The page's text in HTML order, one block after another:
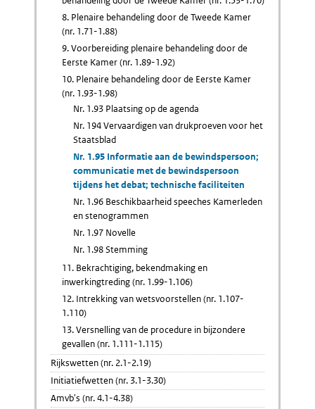
8. Plenaire behandeling door de Tweede Kamer
(nr. 1.71-1.88)
9. Voorbereiding plenaire behandeling door de
Eerste Kamer (nr. 1.89-1.92)
10. Plenaire behandeling door de Eerste Kamer
(nr. 1.93-1.98)
Nr. 1.93 Plaatsing op de agenda
Nr. 194 Vervaardigen van drukproeven voor het
Staatsblad
Nr. 1.95 Informatie aan de bewindspersoon;
communicatie met de bewindspersoon
tijdens het debat; technische faciliteiten
Nr. 1.96 Beschikbaarheid speeches Kamerleden
en stenogrammen
Nr. 1.97 Novelle
Nr. 1.98 Stemming
11. Bekrachtiging, bekendmaking en
inwerkingtreding (nr. 1.99-1.106)
12. Intrekking van wetsvoorstellen (nr. 1.107-
1.110)
13. Versnelling van de procedure in bijzondere
gevallen (nr. 1.111-1.115)
Rijkswetten (nr. 2.1-2.19)
Initiatiefwetten (nr. 3.1-3.30)
Amvb's (nr. 4.1-4.38)